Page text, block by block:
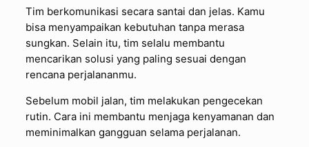
Tim berkomunikasi secara santai dan jelas. Kamu
bisa menyampaikan kebutuhan tanpa merasa
sungkan. Selain itu, tim selalu membantu
mencarikan solusi yang paling sesuai dengan
rencana perjalananmu.
Sebelum mobil jalan, tim melakukan pengecekan
rutin. Cara ini membantu menjaga kenyamanan dan
meminimalkan gangguan selama perjalanan.